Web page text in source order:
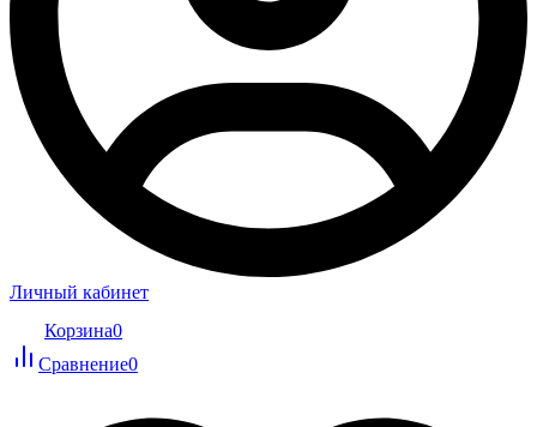
Личный кабинет
Корзина0
Сравнение0